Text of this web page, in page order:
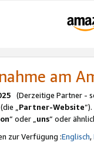
am
(Derzeitige Partner -
„Partner-Website
“ oder „uns“ oder
zur Verfügung :Englisch,